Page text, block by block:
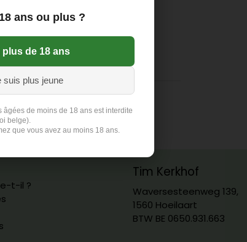
6 bio eggs
2,69€
t-il ?
Tim Kerkhof
Waversesteenweg 139,
1560 Hoeilaart
BTW BE 0650.931.663
ans ou plus ?
plus de 18 ans
suis plus jeune
âgées de moins de 18 ans est interdite
belge).
que vous avez au moins 18 ans.